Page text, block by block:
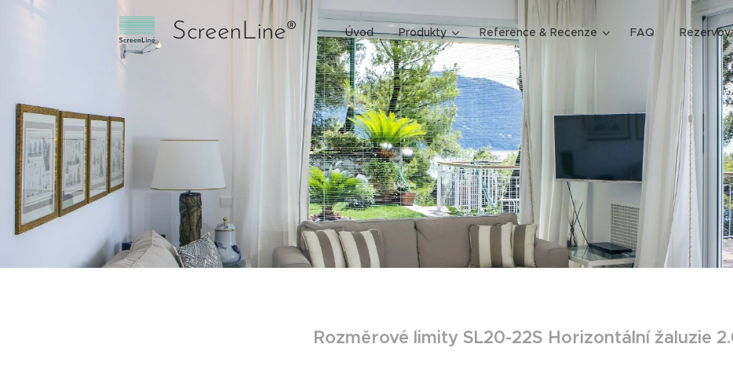
ScreenLine® Úvod Produkty Reference & Recenze FAQ
Rozměrové limity SL20-22S Horizontální žaluzie